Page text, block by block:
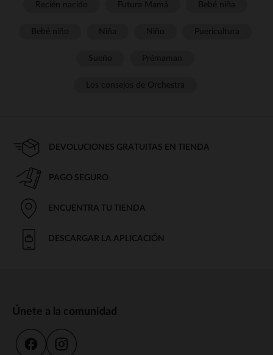
DEVOLUCIONES GRATUITAS EN TIENDA
PAGO SEGURO
ENCUENTRA TU TIENDA
DESCARGAR LA APLICACIÓN
Únete a la comunidad